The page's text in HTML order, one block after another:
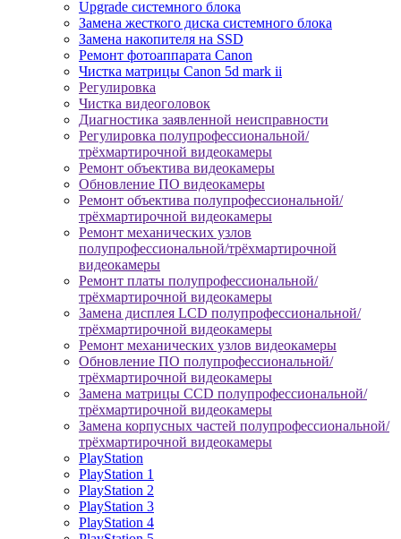
Upgrade системного блока
Замена жесткого диска системного блока
Замена накопителя на SSD
Ремонт фотоаппарата Canon
Чистка матрицы Canon 5d mark ii
Регулировка
Чистка видеоголовок
Диагностика заявленной неисправности
Регулировка полупрофессиональной/
трёхмартирочной видеокамеры
Ремонт объектива видеокамеры
Обновление ПО видеокамеры
Ремонт объектива полупрофессиональной/
трёхмартирочной видеокамеры
Ремонт механических узлов
полупрофессиональной/трёхмартирочной
видеокамеры
Ремонт платы полупрофессиональной/
трёхмартирочной видеокамеры
Замена дисплея LCD полупрофессиональной/
трёхмартирочной видеокамеры
Ремонт механических узлов видеокамеры
Обновление ПО полупрофессиональной/
трёхмартирочной видеокамеры
Замена матрицы CCD полупрофессиональной/
трёхмартирочной видеокамеры
Замена корпусных частей полупрофессиональной/
трёхмартирочной видеокамеры
PlayStation
PlayStation 1
PlayStation 2
PlayStation 3
PlayStation 4